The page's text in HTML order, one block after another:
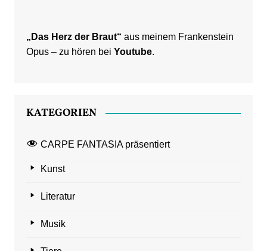
„Das Herz der Braut“ aus meinem Frankenstein
Opus – zu hören bei Youtube.
KATEGORIEN
CARPE FANTASIA präsentiert
Kunst
Literatur
Musik